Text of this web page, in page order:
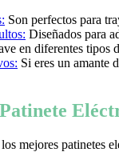
Son perfectos para
Diseñados para
en diferentes tipos
Si eres un amante
mejores patinetes